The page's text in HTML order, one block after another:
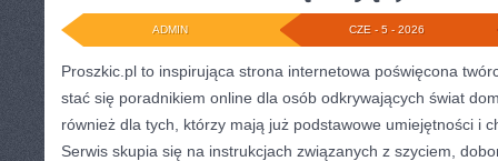
CZE - 5 - 2026
ADMIN
Proszkic.pl to inspirująca strona internetowa poświęcona
stać się poradnikiem online dla osób odkrywających świat
również dla tych, którzy mają już podstawowe umiejętności i
Serwis skupia się na instrukcjach związanych z szyciem,